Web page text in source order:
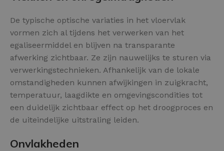
De typische optische variaties in het vloervlak
vormen zich al tijdens het verwerken van het
egaliseermiddel en blijven na transparante
afwerking zichtbaar. Ze zijn nauwelijks te sturen via
verwerkingstechnieken. Afhankelijk van de lokale
omstandigheden kunnen afwijkingen in zuigkracht,
temperatuur, laagdikte en omgevingscondities tot
een duidelijk zichtbaar effect op het droogproces en
de uiteindelijke uitstraling leiden.
Onvlakheden